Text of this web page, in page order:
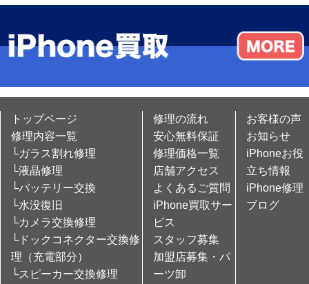
トップページ
修理内容一覧
└ガラス割れ修理
└液晶修理
└バッテリー交換
└水没復旧
└カメラ交換修理
└ドックコネクター交換修
理（充電部分）
└スピーカー交換修理
修理の流れ
安心無料保証
修理価格一覧
店舗アクセス
よくあるご質問
iPhone買取サー
ビス
スタッフ募集
加盟店募集・パ
ーツ卸
お客様の声
お知らせ
iPhoneお役
立ち情報
iPhone修理
ブログ